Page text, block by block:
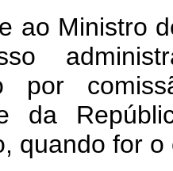
Ministro
por
da
quando for